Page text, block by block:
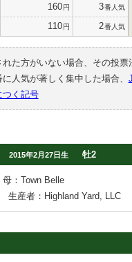
160円 3番人気
110円 2番人気
れた方がいない場合、その投
人気が著しく集中した場合、
つく記号
2015年2月27日生 牡2
母：Town Belle
生産者：Highland Yard, LLC